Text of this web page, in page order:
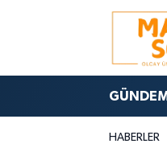
HABERLER
Nöbetçi Eczaneler
Hava Durumu
Trafik Durumu